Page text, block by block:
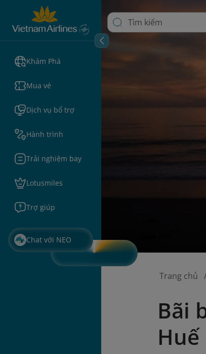
Khám Phá
Mua vé
Dịch vụ bổ trợ
Hành trình
Trải nghiệm bay
Lotusmiles
Trợ giúp
Chat với NEO
Trang chủ
Bãi